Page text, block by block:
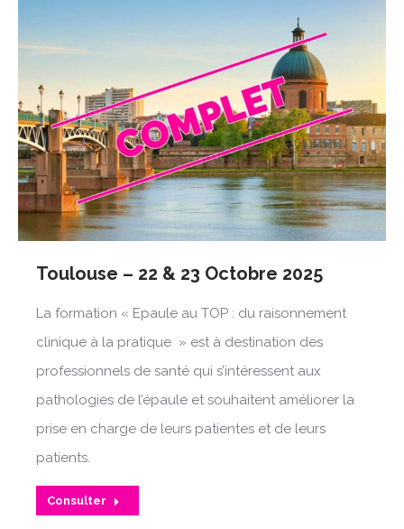
Toulouse – 22 & 23 Octobre 2025
La formation « Epaule au TOP : du raisonnement
clinique à la pratique » est à destination des
professionnels de santé qui s’intéressent aux
pathologies de l’épaule et souhaitent améliorer la
prise en charge de leurs patientes et de leurs
patients.
Consulter